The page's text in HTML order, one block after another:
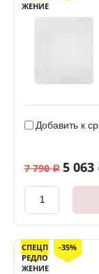
ЖЕНИЕ
Добавить к
7 790 a 5 063
СПЕЦП
РЕДЛО
ЖЕНИЕ
-35%